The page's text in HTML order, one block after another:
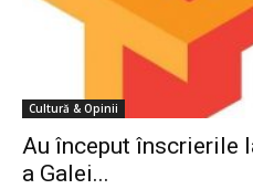
Cultură & Opinii
Au început înscrierile
a Galei...